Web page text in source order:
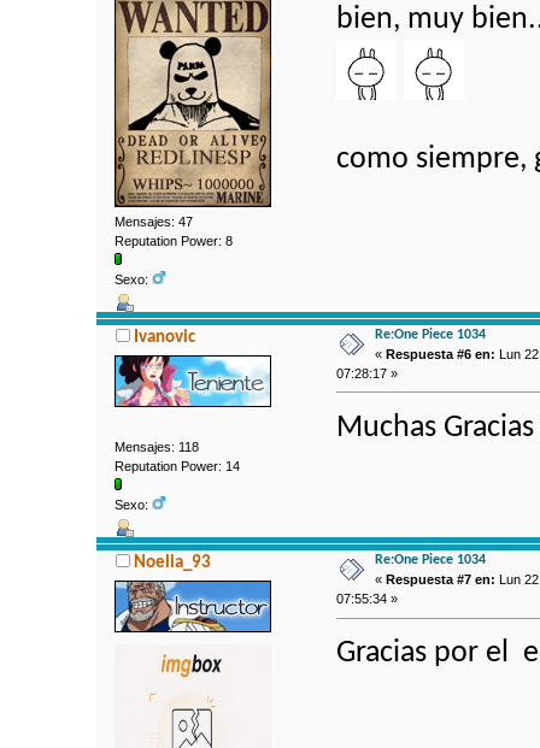
Mensajes: 47
Reputation Power: 8
Sexo:
bien, muy
como siempre,
Ivanovic
Mensajes: 118
Reputation Power: 14
Sexo:
Re:One Piece 1034
«Respuesta #6 en: Lun
07:28:17 »
Muchas Gracias
Noelia_93
Re:One Piece 1034
« Respuesta #7 en:
Lun
07:55:34 »
Gracias por el